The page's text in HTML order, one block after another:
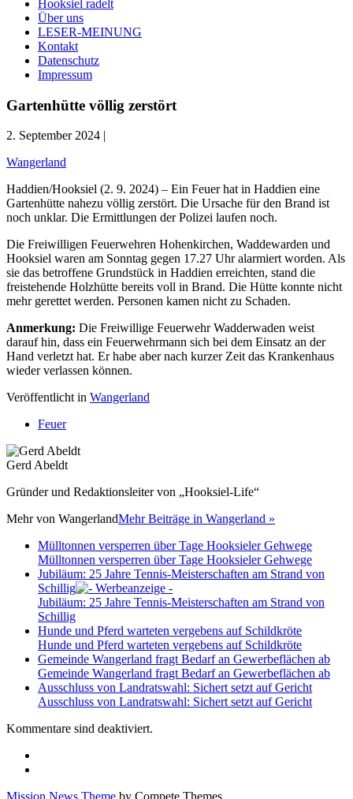
Hooksiel radelt
Über uns
LESER-MEINUNG
Kontakt
Datenschutz
Impressum
Gartenhütte völlig zerstört
2. September 2024 |
Wangerland
Haddien/Hooksiel (2. 9. 2024) – Ein Feuer hat in Haddien eine
Gartenhütte nahezu völlig zerstört. Die Ursache für den Brand ist
noch unklar. Die Ermittlungen der Polizei laufen noch.
Die Freiwilligen Feuerwehren Hohenkirchen, Waddewarden und
Hooksiel waren am Sonntag gegen 17.27 Uhr alarmiert worden. Als
sie das betroffene Grundstück in Haddien erreichten, stand die
freistehende Holzhütte bereits voll in Brand. Die Hütte konnte nicht
mehr gerettet werden. Personen kamen nicht zu Schaden.
Anmerkung: Die Freiwillige Feuerwehr Wadderwaden weist
darauf hin, dass ein Feuerwehrmann sich bei dem Einsatz an der
Hand verletzt hat. Er habe aber nach kurzer Zeit das Krankenhaus
wieder verlassen können.
Veröffentlicht in Wangerland
Feuer
Gerd Abeldt
Gründer und Redaktionsleiter von „Hooksiel-Life“
Mehr von WangerlandMehr Beiträge in Wangerland »
Mülltonnen versperren über Tage Hooksieler Gehwege
Mülltonnen versperren über Tage Hooksieler Gehwege
Jubiläum: 25 Jahre Tennis-Meisterschaften am Strand von
Schillig
Jubiläum: 25 Jahre Tennis-Meisterschaften am Strand von
Schillig
Hunde und Pferd warteten vergebens auf Schildkröte
Hunde und Pferd warteten vergebens auf Schildkröte
Gemeinde Wangerland fragt Bedarf an Gewerbeflächen ab
Gemeinde Wangerland fragt Bedarf an Gewerbeflächen ab
Ausschluss von Landratswahl: Sichert setzt auf Gericht
Ausschluss von Landratswahl: Sichert setzt auf Gericht
Kommentare sind deaktiviert.